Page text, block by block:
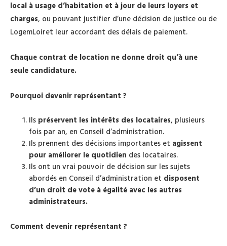
local à usage d’habitation et à jour de leurs loyers et
charges, ou pouvant justifier d’une décision de justice ou de
LogemLoiret leur accordant des délais de paiement.
Chaque contrat de location ne donne droit qu’à une
seule candidature.
Pourquoi devenir représentant ?
Ils préservent les intérêts des locataires, plusieurs
fois par an, en Conseil d’administration.
Ils prennent des décisions importantes et agissent
pour améliorer le quotidien des locataires.
Ils ont un vrai pouvoir de décision sur les sujets
abordés en Conseil d’administration et disposent
d’un droit de vote à égalité avec les autres
administrateurs.
Comment devenir représentant ?